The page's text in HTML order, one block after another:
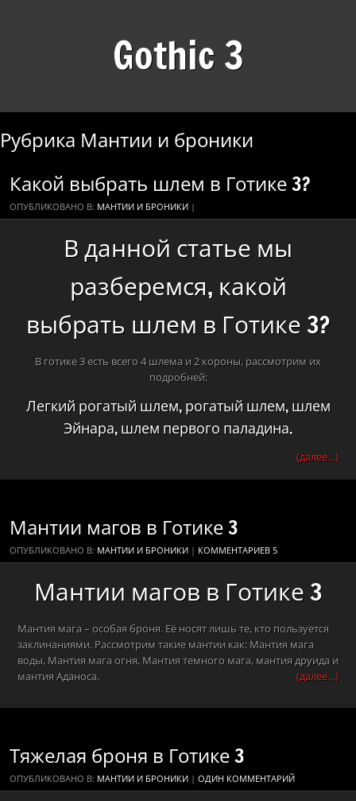
Gothic 3
Рубрика Мантии и броники
Какой выбрать шлем в Готике 3?
ОПУБЛИКОВАНО В: МАНТИИ И БРОНИКИ |
В данной статье мы
разберемся, какой
выбрать шлем в Готике 3?
В готике 3 есть всего 4 шлема и 2 короны, рассмотрим их
подробней:
Легкий рогатый шлем, рогатый шлем, шлем
Эйнара, шлем первого паладина.
(далее…)
Мантии магов в Готике 3
ОПУБЛИКОВАНО В: МАНТИИ И БРОНИКИ | КОММЕНТАРИЕВ 5
Мантии магов в Готике 3
Мантия мага – особая броня. Её носят лишь те, кто пользуется
заклинаниями. Рассмотрим такие мантии как: Мантия мага
воды, Мантия мага огня, Мантия темного мага, мантия друида и
мантия Аданоса.
(далее…)
Тяжелая броня в Готике 3
ОПУБЛИКОВАНО В: МАНТИИ И БРОНИКИ | ОДИН КОММЕНТАРИЙ